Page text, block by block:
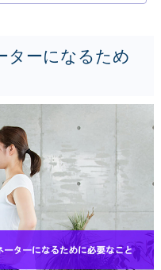
ターになるため